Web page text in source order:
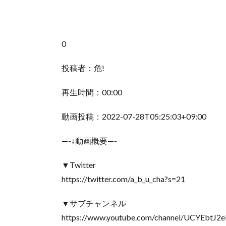
0
投稿者：危!
再生時間：00:00
動画投稿：2022-07-28T05:25:03+09:00
—-↓動画概要—-
▼Twitter
https://twitter.com/a_b_u_cha?s=21
▼サブチャンネル
https://www.youtube.com/channel/